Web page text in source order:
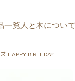
一覧 人と木について
HAPPY BIRTHDAY